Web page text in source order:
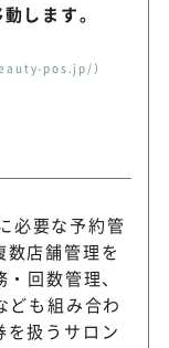
・POSを組み合わ
します。
pos.jp/）
必要な予約管
店舗管理を
回数管理、
ども組み合わ
を扱うサロン